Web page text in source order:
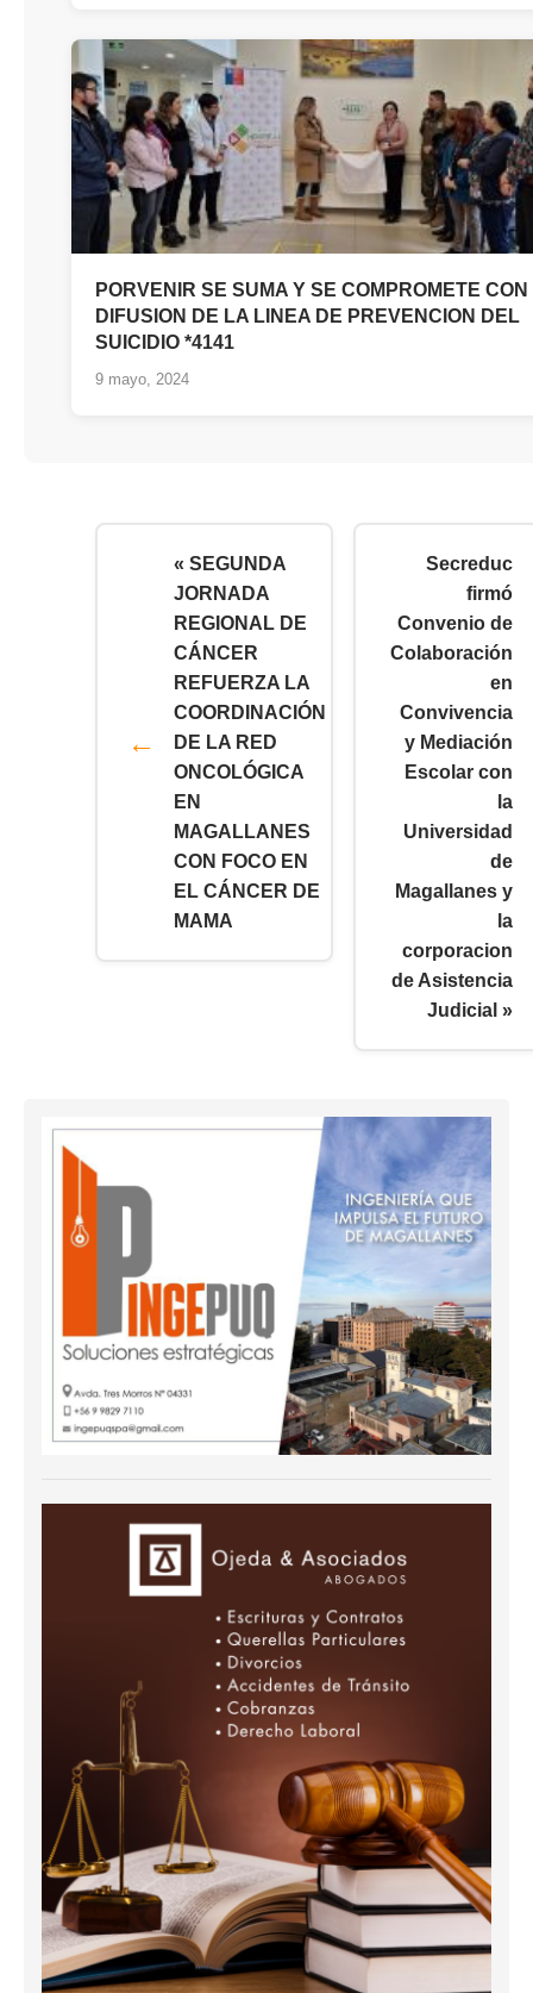
PORVENIR SE SUMA Y SE COMPROMETE CON
DIFUSION DE LA LINEA DE PREVENCION DEL
SUICIDIO *4141
9 mayo, 2024
« SEGUNDA
JORNADA
REGIONAL DE
CÁNCER
REFUERZA LA
COORDINACIÓN
DE LA RED
ONCOLÓGICA
EN
MAGALLANES
CON FOCO EN
EL CÁNCER DE
MAMA
Secreduc
firmó
Convenio de
Colaboración
en
Convivencia
y Mediación
Escolar con
la
Universidad
de
Magallanes y
la
corporacion
de Asistencia
Judicial »